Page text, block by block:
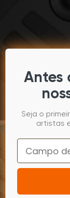
Antes
Seja o
artistas
Email